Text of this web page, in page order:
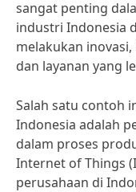
sangat penting
industri Indonesia
melakukan
dan layanan yang
Salah satu contoh
Indonesia adalah
dalam proses
Internet of Things
perusahaan di